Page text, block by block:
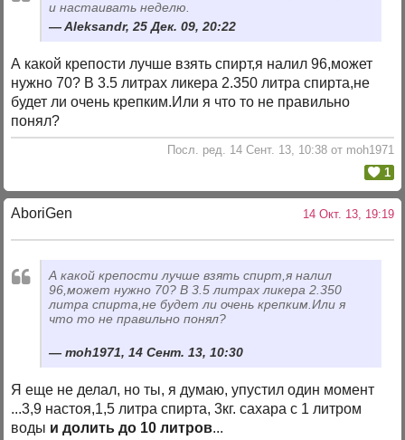
и настаивать неделю.
Aleksandr, 25 Дек. 09, 20:22
А какой крепости лучше взять спирт,я налил 96,может
нужно 70? В 3.5 литрах ликера 2.350 литра спирта,не
будет ли очень крепким.Или я что то не правильно
понял?
Посл. ред. 14 Сент. 13, 10:38 от moh1971
1
AboriGen 14 Окт. 13, 19:19
А какой крепости лучше взять спирт,я налил
96,может нужно 70? В 3.5 литрах ликера 2.350
литра спирта,не будет ли очень крепким.Или я
что то не правильно понял?
moh1971, 14 Сент. 13, 10:30
Я еще не делал, но ты, я думаю, упустил один момент
...3,9 настоя,1,5 литра спирта, 3кг. сахара с 1 литром
воды и долить до 10 литров...